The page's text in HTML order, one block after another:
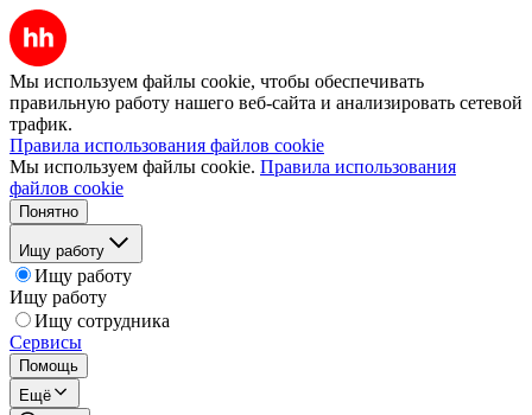
Мы используем файлы cookie, чтобы обеспечивать
правильную работу нашего веб-сайта и анализировать сетевой
трафик.
Правила использования файлов cookie
Мы используем файлы cookie. Правила использования
файлов cookie
Понятно
Ищу работу
Ищу работу
Ищу работу
Ищу сотрудника
Сервисы
Помощь
Ещё